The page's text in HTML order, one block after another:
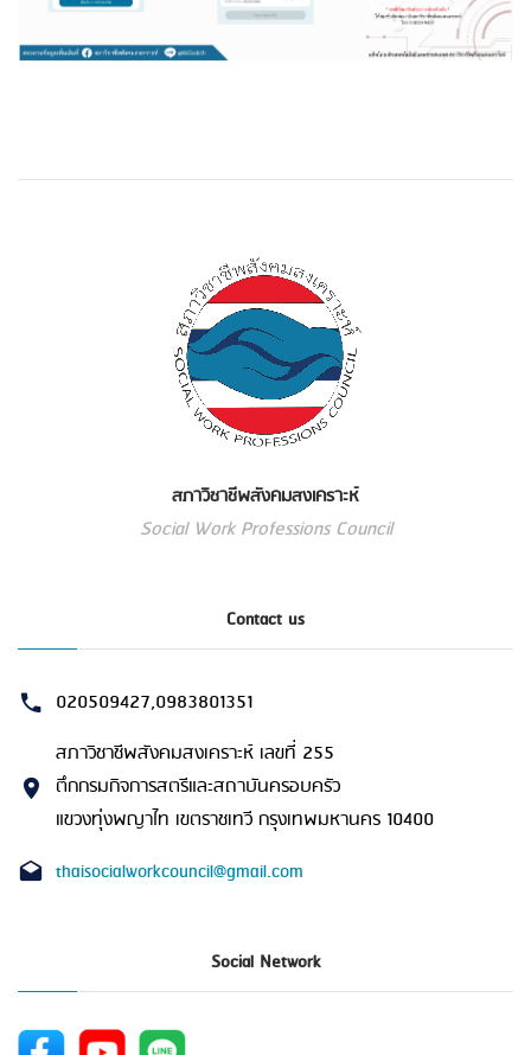
สภาวิชาชีพสังคมสงเคราะห์
Social Work Professions Council
Contact us
020509427,0983801351
สภาวิชาชีพสังคมสงเคราะห์ เลขที่ 255
ตึกกรมกิจการสตรีและสถาบันครอบครัว
แขวงทุ่งพญาไท เขตราชเทวี กรุงเทพมหานคร 10400
thaisocialworkcouncil@gmail.com
Social Network